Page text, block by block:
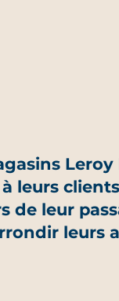
leurs
de leur
leurs